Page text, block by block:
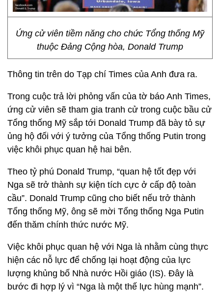
Ứng cử viên tiềm năng cho chức Tổng thống Mỹ
thuộc Đảng Cộng hòa, Donald Trump
Thông tin trên do Tạp chí Times của Anh đưa ra.
Trong cuộc trả lời phỏng vấn của tờ báo Anh Times,
ứng cử viên sẽ tham gia tranh cử trong cuộc bầu cử
Tổng thống Mỹ sắp tới Donald Trump đã bày tỏ sự
ủng hộ đối với ý tưởng của Tổng thống Putin trong
việc khôi phục quan hệ hai bên.
Theo tỷ phú Donald Trump, “quan hệ tốt đẹp với
Nga sẽ trở thành sự kiện tích cực ở cấp độ toàn
cầu”. Donald Trump cũng cho biết nếu trở thành
Tổng thống Mỹ, ông sẽ mời Tổng thống Nga Putin
đến thăm chính thức nước Mỹ.
Việc khôi phục quan hệ với Nga là nhằm cùng thực
hiện các nỗ lực để chống lại hoạt động của lực
lượng khủng bố Nhà nước Hồi giáo (IS). Đây là
bước đi hợp lý vì “Nga là một thế lực hùng mạnh”.